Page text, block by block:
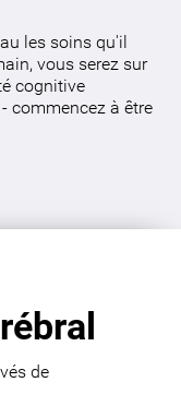
les soins qu'il
vous serez sur
cognitive
commencez à être
de